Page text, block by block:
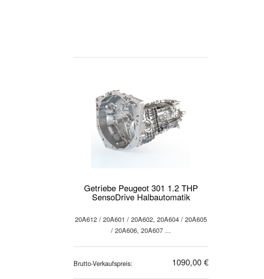
Getriebe Peugeot 301 1.2 THP
SensoDrive Halbautomatik
20A612 / 20A601 / 20A602, 20A604 / 20A605
/ 20A606, 20A607 ...
Brutto-Verkaufspreis: 1090,00 €